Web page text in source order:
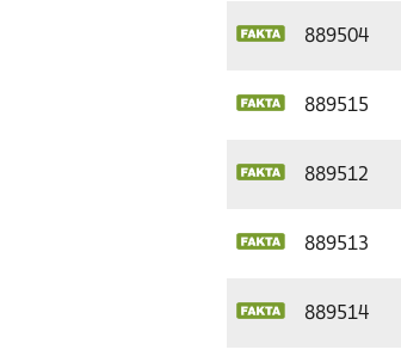
889504
889515
889512
889513
889514